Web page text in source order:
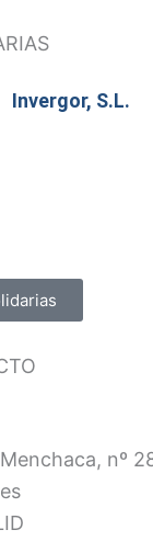
Invergor, S.L.
nº